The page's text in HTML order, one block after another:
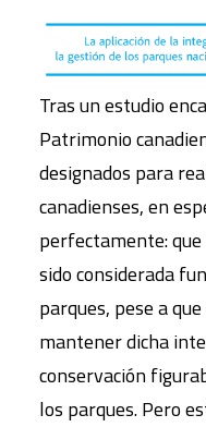
Tras un estudio
Patrimonio
designados para
canadienses, en
perfectamente:
sido considerada
parques, pese a
mantener dicha
conservación
los parques. Pero